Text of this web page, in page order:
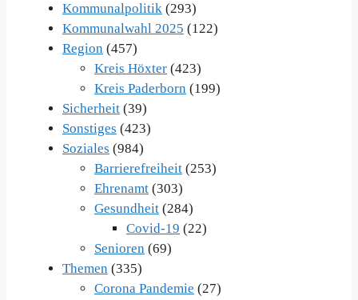
Kommunalpolitik (293)
Kommunalwahl 2025 (122)
Region (457)
Kreis Höxter (423)
Kreis Paderborn (199)
Sicherheit (39)
Sonstiges (423)
Soziales (984)
Barrierefreiheit (253)
Ehrenamt (303)
Gesundheit (284)
Covid-19 (22)
Senioren (69)
Themen (335)
Corona Pandemie (27)